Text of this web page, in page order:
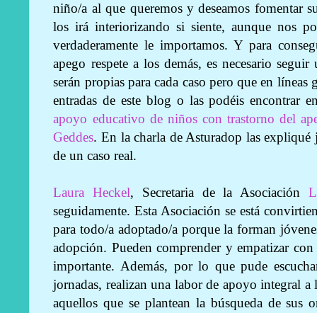
niño/a al que queremos y deseamos fomentar
los irá interiorizando si siente, aunque nos
verdaderamente le importamos. Y para
apego respete a los demás, es necesario
serán propias para cada caso pero que en líneas
entradas de este blog o las podéis encontrar
apoyo educativo de niños con trastorno del
Geddes. En la charla de Asturadop las
de un caso real.
Laura Heckel, Secretaria de la Asociación
seguidamente. Esta Asociación se está
para todo/a adoptado/a porque la forman
adopción. Pueden comprender y empatizar
importante. Además, por lo que pude
jornadas, realizan una labor de apoyo integral a
aquellos que se plantean la búsqueda de sus